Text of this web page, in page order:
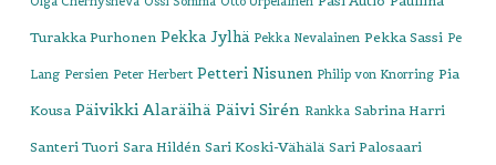
Turakka Purhonen Pekka Jylhä Pekka Nevalainen Pekka Sassi Pe
Lang Persien Peter Herbert Petteri Nisunen Philip von Knorring Pia
Kousa Päivikki Alaräihä Päivi Sirén Rankka Sabrina Harri
Santeri Tuori Sara Hildén Sari Koski-Vähälä Sari Palosaari